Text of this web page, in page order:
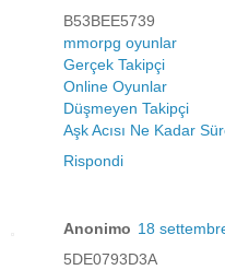
B53BEE5739
mmorpg oyunlar
Gerçek Takipçi
Online Oyunlar
Düşmeyen Takipçi
Aşk Acısı Ne Kadar
Rispondi
Anonimo 18
5DE0793D3A